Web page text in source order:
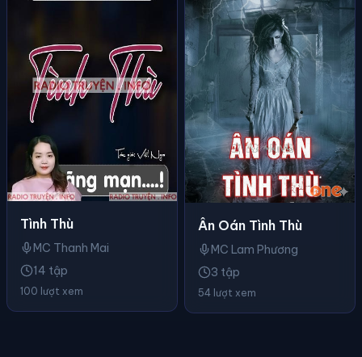
Tình Thù
MC Thanh Mai
14 tập
100 lượt xem
Ân Oán Tình Thù
MC Lam Phương
3 tập
54 lượt xem